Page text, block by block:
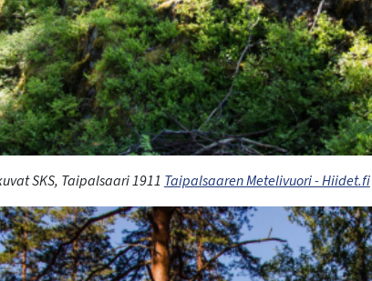
tSKS, Taipalsaari1911 Taipalsaaren Metelivuori - Hiidet.fi